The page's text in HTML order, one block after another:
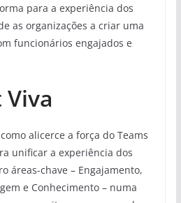
para a experiência dos
as organizações a criar uma
funcionários engajados e
alicerce a força do Teams
unificar a experiência dos
áreas-chave – Engajamento,
e Conhecimento – numa